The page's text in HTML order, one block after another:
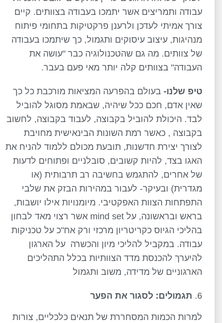
עבודה ותמריצים אשר יתמכו בעבודה בצוותים. קיים
צורך אמיתי לעדכן ולרענן פרקטיקות בתחומי פיתוח
מנהיגות, עיצוב עיסוקים ותגמול, כך שיתמכו בעבודה
של צוותים. מה גם שהטכנולוגיה כבר "עושה את
העבודה" בצוותים קלה יותר מאי פעם בעבר.
טיפ שלנו-בעולם בהפרעה המציאות מורכבת כל כך
שאין אדם, חכם ככל שיהיה, שבאמת מסוגל להוביל
לבד. היכולת להוביל בקבוצה, לעבוד בקבוצה, לחשוב
בקבוצה , כאשר רמת השונות הבינאישית מחויבת
לצורך יצירת חדשנות, תובעת מכולם ללמוד להניח את
האגו בצד, להיות קשובים, סובלניים ופתוחים לדעות
של אחרים, להתגמש בחשיבה רב תרבותית (או
מגדרית) ובעיקר- לעבור במהירות הבזק את שלבי
התפתחות הצוות האפקטיבי. מיומנויות אילו יושבות,
בראש ובראשונה, על mind set אשר רצוי מאד לבחון
בהליכי הגיוס כקריטריון מרכזי ורק אח"כ על טכניקות
עבודה. במקביל להליכי מיון והכשרה על הארגון
להיערך להכנסת מדד הצוותיות בכלל התהליכים
הארגוניים של מדידה, משוב ותגמול
תגמולים: לסגור את הפער
למרות הכמות המסחררת של תנאים כלכליים, צורות